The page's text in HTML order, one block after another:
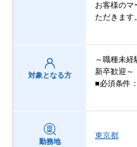
お客様のマ
ただきます。
対象となる方
～職種未
新卒歓迎～
■必須条件
勤務地
東京都